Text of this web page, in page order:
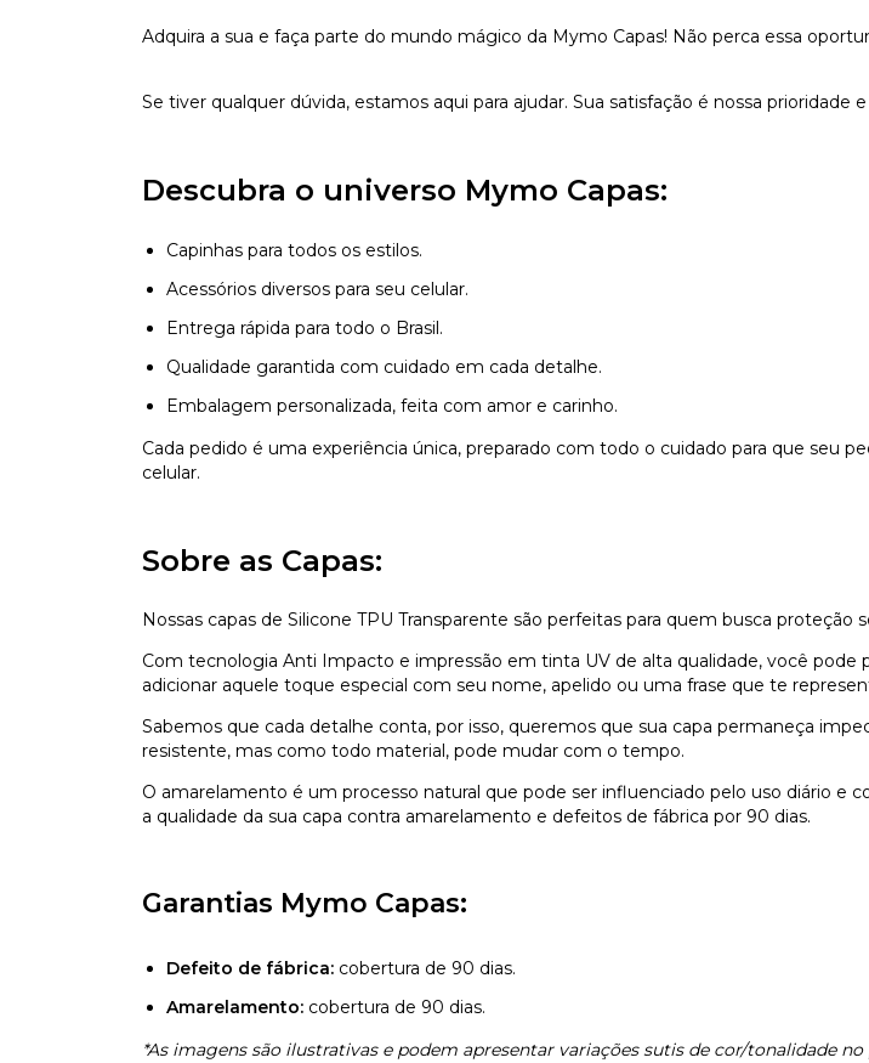
Adquira a sua e faça parte do mundo mágico da Mymo Capas! Não perca essa
Se tiver qualquer dúvida, estamos aqui para ajudar. Sua satisfação é nossa prioridade
Descubra o universo Mymo Capas:
Capinhas para todos os estilos.
Acessórios diversos para seu celular.
Entrega rápida para todo o Brasil.
Qualidade garantida com cuidado em cada detalhe.
Embalagem personalizada, feita com amor e carinho.
Cada pedido é uma experiência única, preparado com todo o cuidado para que seu
celular.
Sobre as Capas:
Nossas capas de Silicone TPU Transparente são perfeitas para quem busca proteção
Com tecnologia Anti Impacto e impressão em tinta UV de alta qualidade, você
adicionar aquele toque especial com seu nome, apelido ou uma frase que te
Sabemos que cada detalhe conta, por isso, queremos que sua capa permaneça
resistente, mas como todo material, pode mudar com o tempo.
O amarelamento é um processo natural que pode ser influenciado pelo uso diário e
a qualidade da sua capa contra amarelamento e defeitos de fábrica por 90 dias.
Garantias Mymo Capas:
Defeito de fábrica: cobertura de 90 dias.
Amarelamento: cobertura de 90 dias.
*As imagens são ilustrativas e podem apresentar variações sutis de cor/tonalidade